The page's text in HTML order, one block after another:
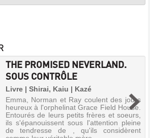
THE PROMISED NEVERLAND.
SOUS CONTRÔLE
Livre | Shirai, Kaiu | Kazé
Emma, Norman et Ray coulent des jours
heureux à l'orphelinat Grace Field House.
Entourés de leurs petits frères et soeurs,
ils s'épanouissent sous l'attention pleine
de tendresse de , qu'ils considèrent